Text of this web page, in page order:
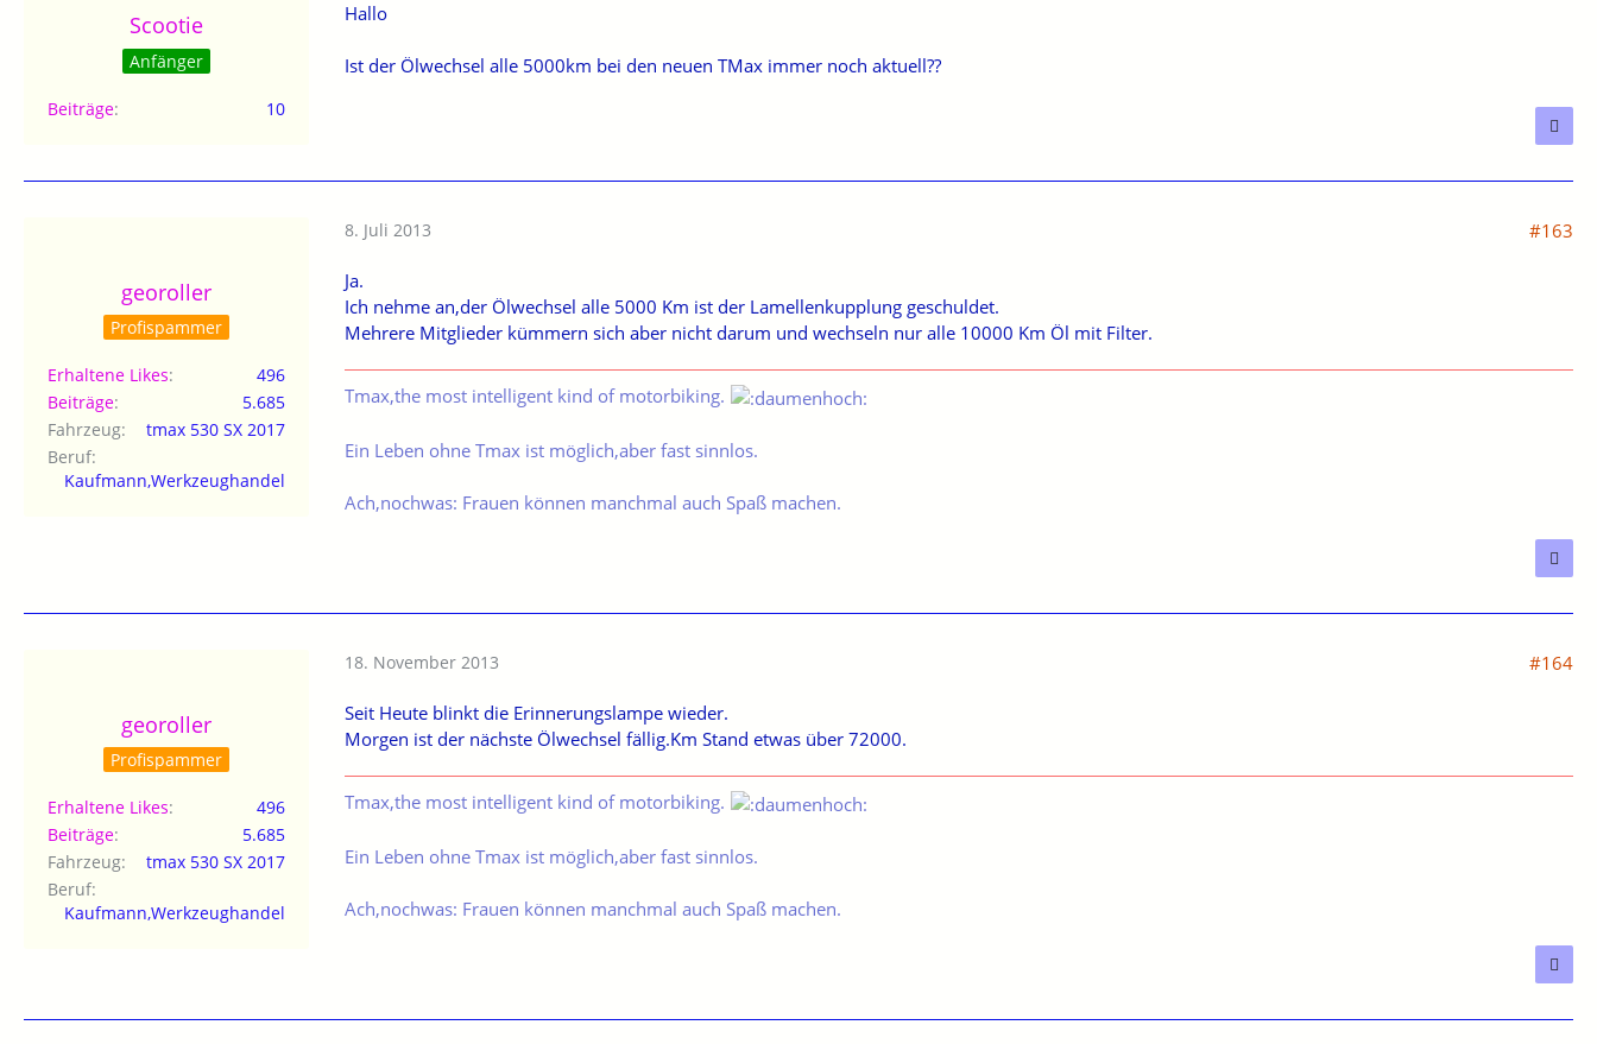
Scootie
Anfänger
Beiträge 10
Hallo
Ist der Ölwechsel alle 5000km bei den neuen TMax immer noch aktuell??
georoller
Profispammer
Erhaltene Likes
496
Beiträge
5.685
Fahrzeug
tmax 530 SX 2017
Beruf
Kaufmann,Werkzeughandel
8. Juli 2013 #163
Ja.
Ich nehme an,der Ölwechsel alle 5000 Km ist der Lamellenkupplung geschuldet.
Mehrere Mitglieder kümmern sich aber nicht darum und wechseln nur alle 10000 Km Öl mit Filter.
Tmax,the most intelligent kind of motorbiking.
Ein Leben ohne Tmax ist möglich,aber fast sinnlos.
Ach,nochwas: Frauen können manchmal auch Spaß machen.
georoller
Profispammer
Erhaltene Likes
496
Beiträge
5.685
Fahrzeug
tmax 530 SX 2017
Beruf
Kaufmann,Werkzeughandel
18. November 2013 #164
Seit Heute blinkt die Erinnerungslampe wieder.
Morgen ist der nächste Ölwechsel fällig.Km Stand etwas über 72000.
Tmax,the most intelligent kind of motorbiking.
Ein Leben ohne Tmax ist möglich,aber fast sinnlos.
Ach,nochwas: Frauen können manchmal auch Spaß machen.